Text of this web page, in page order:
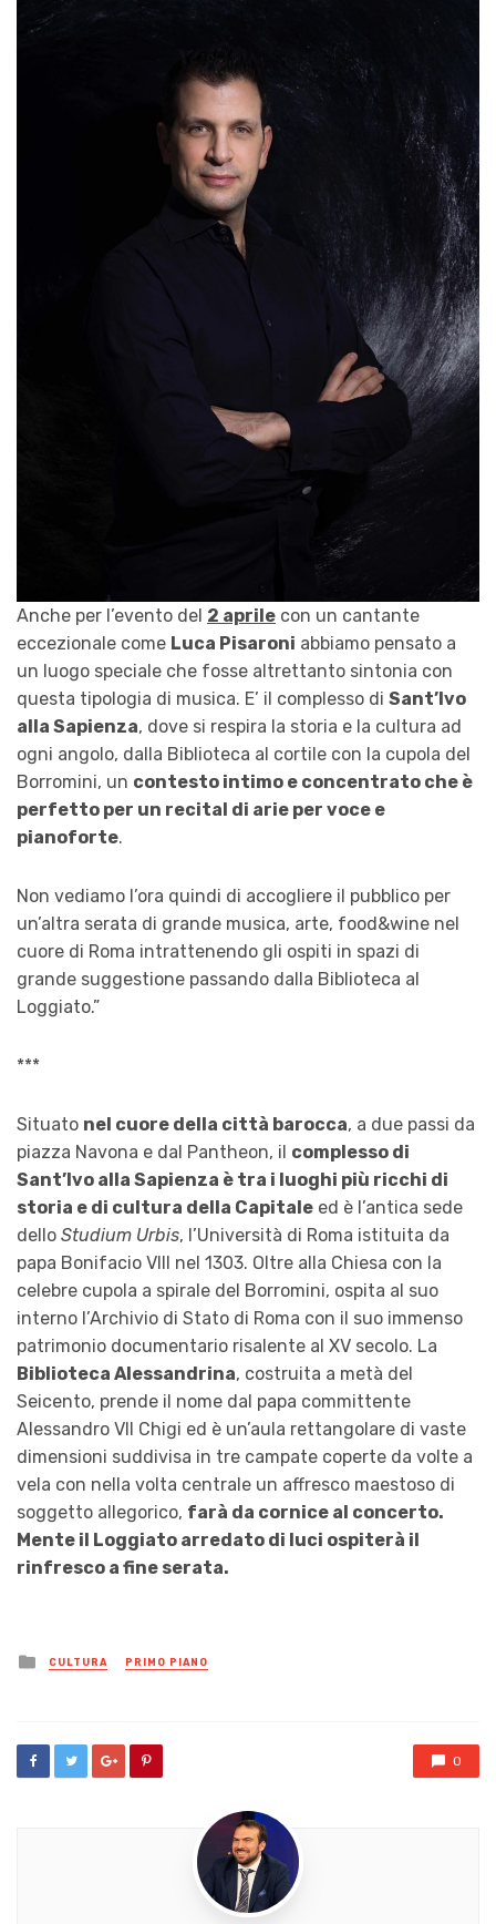
Anche per l’evento del 2 aprile con un cantante
eccezionale come Luca Pisaroni abbiamo pensato a
un luogo speciale che fosse altrettanto sintonia con
questa tipologia di musica. E’ il complesso di Sant’Ivo
alla Sapienza, dove si respira la storia e la cultura ad
ogni angolo, dalla Biblioteca al cortile con la cupola del
Borromini, un contesto intimo e concentrato che è
perfetto per un recital di arie per voce e
pianoforte.
Non vediamo l’ora quindi di accogliere il pubblico per
un’altra serata di grande musica, arte, food&wine nel
cuore di Roma intrattenendo gli ospiti in spazi di
grande suggestione passando dalla Biblioteca al
Loggiato.”
***
Situato nel cuore della città barocca, a due passi da
piazza Navona e dal Pantheon, il complesso di
Sant’Ivo alla Sapienza è tra i luoghi più ricchi di
storia e di cultura della Capitale ed è l’antica sede
dello Studium Urbis, l’Università di Roma istituita da
papa Bonifacio VIII nel 1303. Oltre alla Chiesa con la
celebre cupola a spirale del Borromini, ospita al suo
interno l’Archivio di Stato di Roma con il suo immenso
patrimonio documentario risalente al XV secolo. La
Biblioteca Alessandrina, costruita a metà del
Seicento, prende il nome dal papa committente
Alessandro VII Chigi ed è un’aula rettangolare di vaste
dimensioni suddivisa in tre campate coperte da volte a
vela con nella volta centrale un affresco maestoso di
soggetto allegorico, farà da cornice al concerto.
Mente il Loggiato arredato di luci ospiterà il
rinfresco a fine serata.
Posted
in
CULTURA PRIMO PIANO
0